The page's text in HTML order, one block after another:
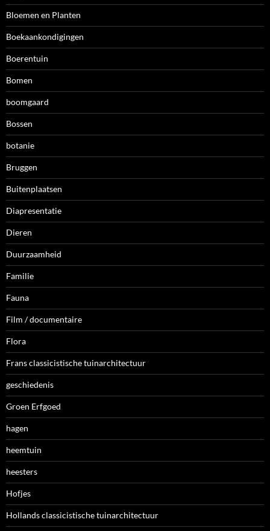
Bloemen en Planten
Boekaankondigingen
Boerentuin
Bomen
boomgaard
Bossen
botanie
Bruggen
Buitenplaatsen
Diapresentatie
Dieren
Duurzaamheid
Familie
Fauna
Film / documentaire
Flora
Frans classicistische tuinarchitectuur
geschiedenis
Groen Erfgoed
hagen
heemtuin
heesters
Hofjes
Hollands classicistische tuinarchitectuur